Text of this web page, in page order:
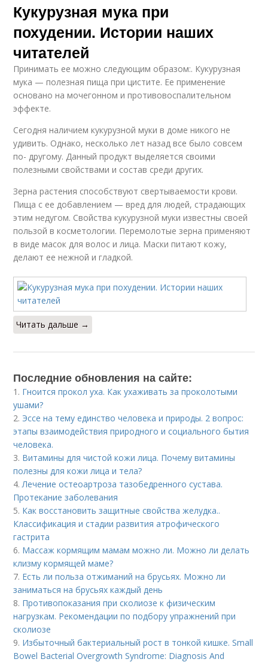
Кукурузная мука при
похудении. Истории наших
читателей
Принимать ее можно следующим образом:. Кукурузная
мука — полезная пища при цистите. Ее применение
основано на мочегонном и противовоспалительном
эффекте.
Сегодня наличием кукурузной муки в доме никого не
удивить. Однако, несколько лет назад все было совсем
по- другому. Данный продукт выделяется своими
полезными свойствами и состав среди других.
Зерна растения способствуют свертываемости крови.
Пища с ее добавлением — вред для людей, страдающих
этим недугом. Свойства кукурузной муки известны своей
пользой в косметологии. Перемолотые зерна применяют
в виде масок для волос и лица. Маски питают кожу,
делают ее нежной и гладкой.
Читать дальше →
Последние обновления на сайте:
1. Гноится прокол уха. Как ухаживать за проколотыми
ушами?
2. Эссе на тему единство человека и природы. 2 вопрос:
этапы взаимодействия природного и социального бытия
человека.
3. Витамины для чистой кожи лица. Почему витамины
полезны для кожи лица и тела?
4.Лечение остеоартроза тазобедренного сустава.
Протекание заболевания
5. Как восстановить защитные свойства желудка..
Классификация и стадии развития атрофического
гастрита
6. Массаж кормящим мамам можно ли. Можно ли делать
клизму кормящей маме?
7. Есть ли польза отжиманий на брусьях. Можно ли
заниматься на брусьях каждый день
8. Противопоказания при сколиозе к физическим
нагрузкам. Рекомендации по подбору упражнений при
сколиозе
9. Избыточный бактериальный рост в тонкой кишке. Small
Bowel Bacterial Overgrowth Syndrome: Diagnosis And